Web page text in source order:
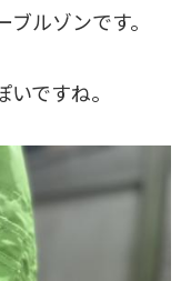
ルゾンです。
ですね。